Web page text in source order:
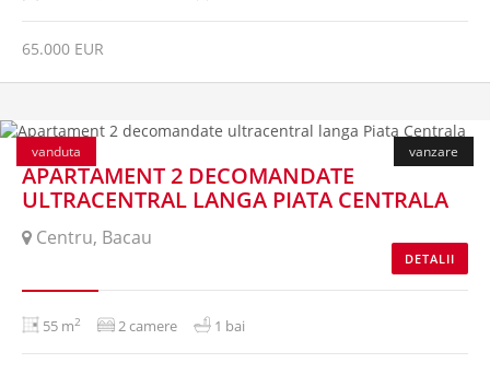
65.000 EUR
vanduta vanzare
APARTAMENT 2 DECOMANDATE
ULTRACENTRAL LANGA PIATA CENTRALA
Centru, Bacau
DETALII
55 m2 2 camere 1 bai